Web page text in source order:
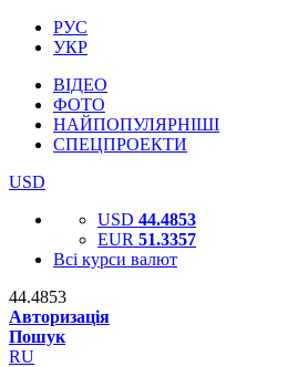
РУС
УКР
ВІДЕО
ФОТО
НАЙПОПУЛЯРНІШІ
СПЕЦПРОЕКТИ
USD
USD 44.4853
EUR 51.3357
Всі курси валют
44.4853
Авторизація
Пошук
RU